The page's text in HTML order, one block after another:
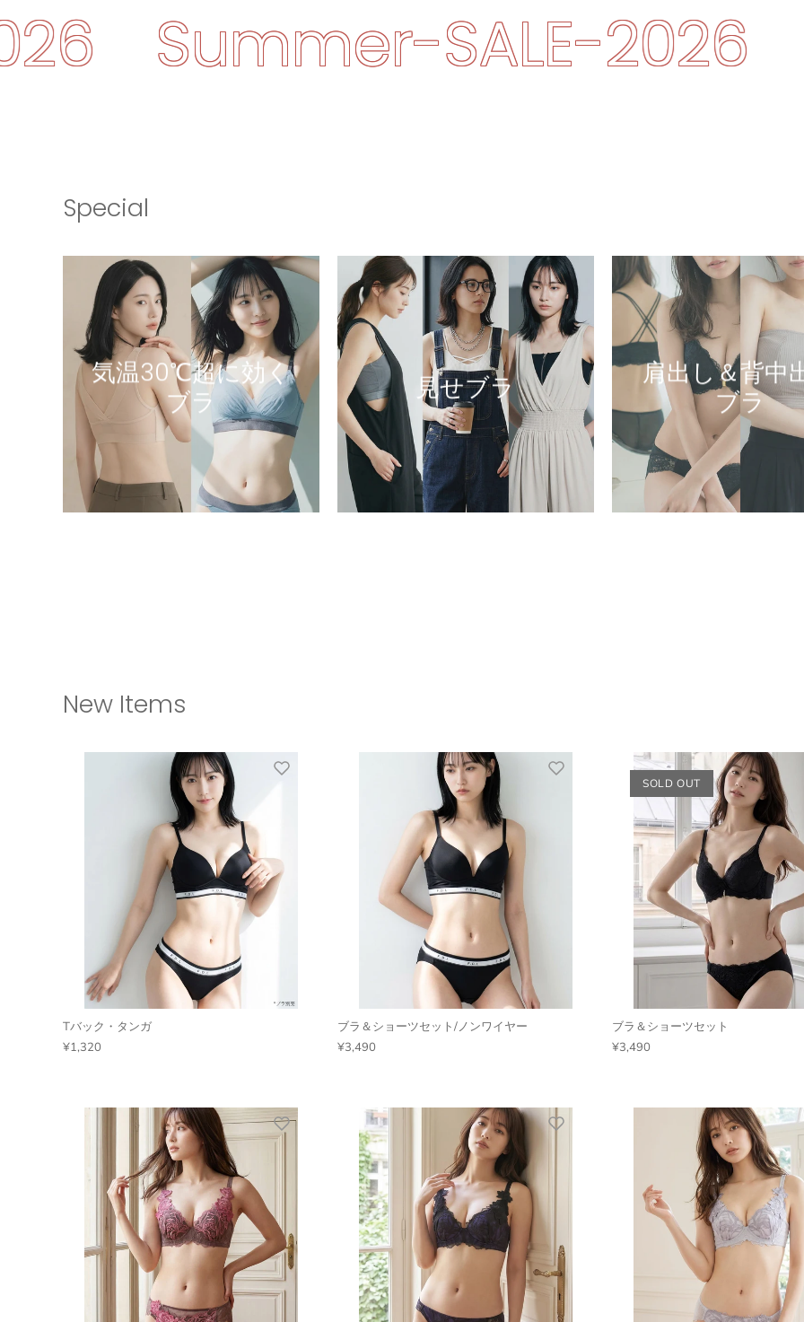
2026 Summer-
Special
気温30℃超に効く
ブラ
見せブラ
肩出し＆背中
ブラ
New Items
Tバック・タンガ
¥1,320
ブラ＆ショーツセット/ノンワイヤー
¥3,490
SOLD OUT
ブラ＆ショーツセット
¥3,490